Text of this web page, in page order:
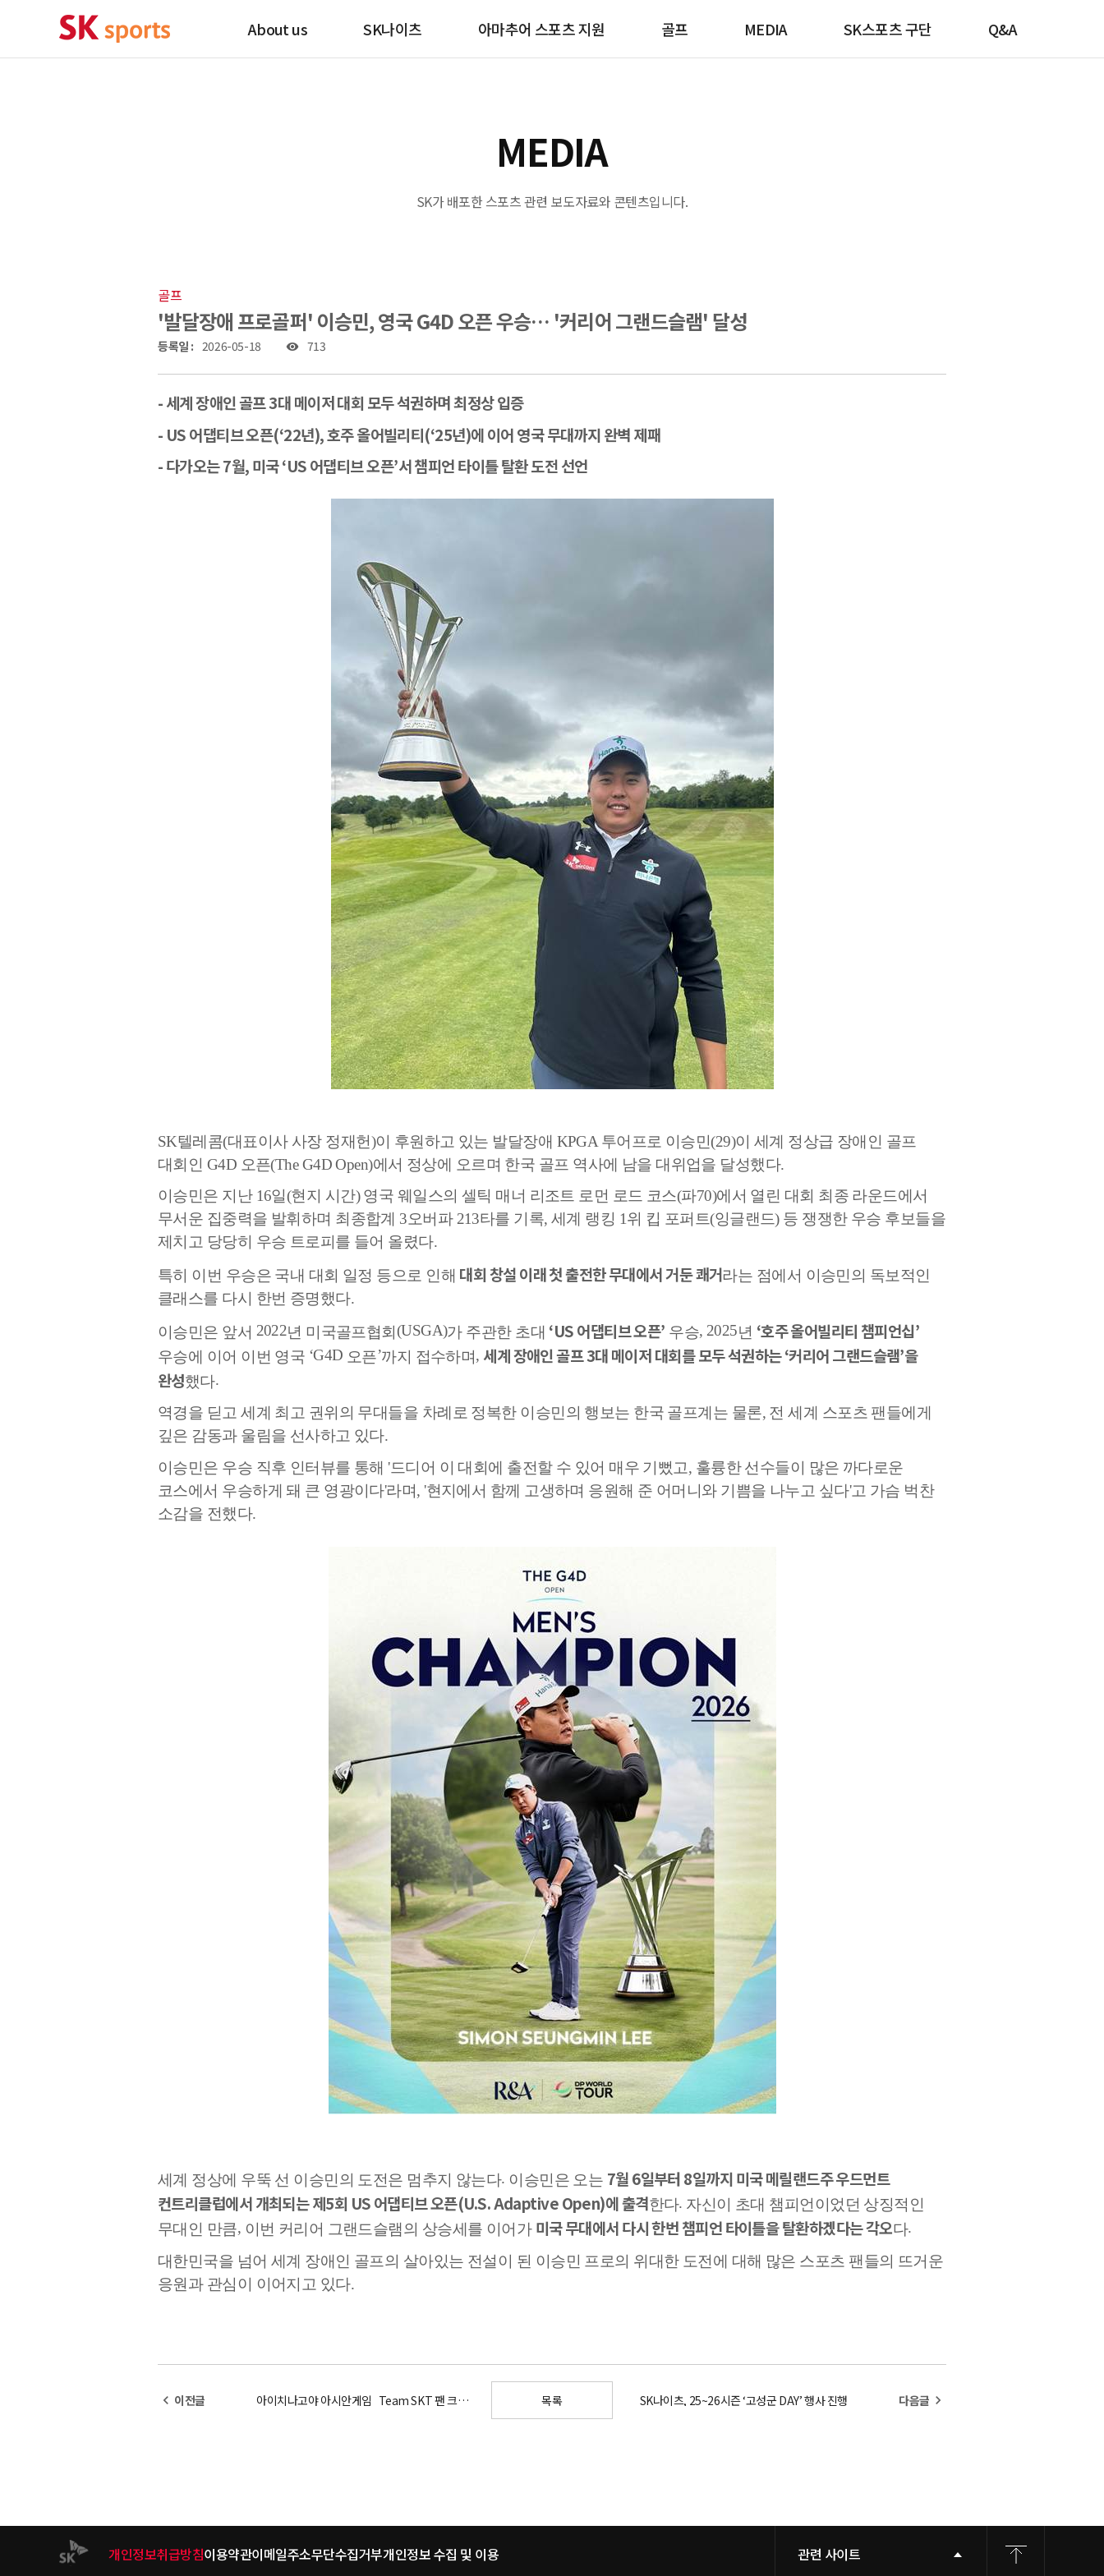
About us SK나이츠 아마추어 스포츠 지원 골프 MEDIA SK스포츠 구단 Q&A
MEDIA
SK가 배포한 스포츠 관련 보도자료와 콘텐츠입니다.
골프
'발달장애 프로골퍼' 이승민, 영국 G4D 오픈 우승… '커리어 그랜드슬램' 달성
등록일 : 2026-05-18 visibility 713
-세계 장애인 골프3대 메이저 대회 모두 석권하며 최정상 입증
- US어댑티브 오픈(‘22년),호주 올어빌리티(‘25년)에 이어 영국 무대까지 완벽 제패
-다가오는7월,미국‘US어댑티브 오픈’서 챔피언 타이틀 탈환 도전 선언
SK텔레콤(대표이사 사장 정재헌)이 후원하고 있는 발달장애 KPGA 투어프로 이승민(29)이 세계 정상급 장애인 골프
대회인 G4D 오픈(The G4D Open)에서 정상에 오르며 한국 골프 역사에 남을 대위업을 달성했다.
이승민은 지난16일(현지 시간)영국 웨일스의 셀틱 매너 리조트 로먼 로드 코스(파70)에서 열린 대회 최종 라운드에서
무서운 집중력을 발휘하며 최종합계 3오버파213타를 기록, 세계 랭킹 1위 킵 포퍼트(잉글랜드) 등 쟁쟁한 우승 후보들을
제치고 당당히 우승 트로피를 들어 올렸다.
특히 이번 우승은 국내 대회 일정 등으로 인해 대회 창설 이래 첫 출전한 무대에서 거둔 쾌거라는 점에서 이승민의 독보적인
클래스를 다시 한번 증명했다.
이승민은 앞서 2022년 미국골프협회(USGA)가 주관한 초대 ‘US어댑티브 오픈’ 우승, 2025년 ‘호주 올어빌리티 챔피언십’
우승에 이어 이번 영국 ‘G4D 오픈’까지 접수하며, 세계 장애인 골프3대 메이저 대회를 모두 석권하는‘커리어 그랜드슬램’을
완성했다.
역경을 딛고 세계 최고 권위의 무대들을 차례로 정복한 이승민의 행보는 한국 골프계는 물론, 전 세계 스포츠 팬들에게
깊은 감동과 울림을 선사하고 있다.
이승민은 우승 직후 인터뷰를 통해 '드디어 이 대회에 출전할 수 있어 매우 기뻤고, 훌륭한 선수들이 많은 까다로운
코스에서 우승하게 돼 큰 영광이다'라며, '현지에서 함께 고생하며 응원해 준 어머니와 기쁨을 나누고 싶다'고 가슴 벅찬
소감을 전했다.
세계 정상에 우뚝 선 이승민의 도전은 멈추지 않는다. 이승민은 오는 7월6일부터8일까지 미국 메릴랜드주 우드먼트
컨트리클럽에서 개최되는 제5회 US어댑티브 오픈(U.S. Adaptive Open)에 출격한다. 자신이 초대 챔피언이었던 상징적인
무대인 만큼, 이번 커리어 그랜드슬램의 상승세를 이어가 미국 무대에서 다시 한번 챔피언 타이틀을 탈환하겠다는 각오다.
대한민국을 넘어 세계 장애인 골프의 살아있는 전설이 된 이승민 프로의 위대한 도전에 대해 많은 스포츠 팬들의 뜨거운
응원과 관심이 이어지고 있다.
navigate_before 이전글 아이치나고야 아시안게임_Team SKT 팬 크리에이터 모집 공고 목록 SK나이츠, 25~26시즌 ‘고성군 DAY’ 행사 진행 다음글 navigate_next
개인정보취급방침이용약관이메일주소무단수집거부개인정보 수집 및 이용 관련 사이트